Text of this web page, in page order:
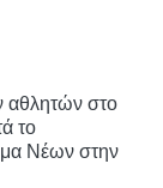
αθλητών στο
το
Νέων στην